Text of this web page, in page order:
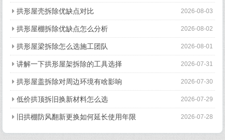
2026-08-03
拱形屋壳拆除优缺点对比
2026-08-02
拱形屋棚拆除优缺点怎么分析
2026-08-01
拱形屋梁拆除怎么选施工团队
2026-07-31
讲解一下拱形屋架拆除的工具选择
2026-07-30
拱形屋盖拆除对周边环境有啥影响
2026-07-29
低价拱顶拆旧换新材料怎么选
2026-07-28
旧拱棚防风翻新更换如何延长使用年限